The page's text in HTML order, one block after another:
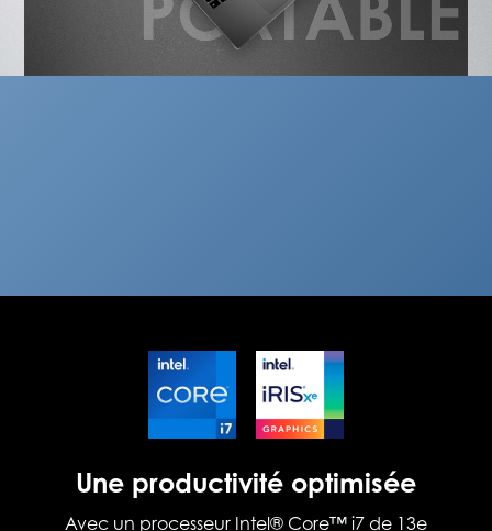
Une productivité optimisée
Avec un processeur Intel® Core™ i7 de 13e